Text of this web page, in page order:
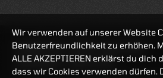
HANDELSZEIT
MO-FR: 7:30-23 UHR
ZERTIFIKATE
8:00-22 UHR
Wir verwenden auf unserer Website
Benutzerfreundlichkeit zu erhöhen.
ALLE AKZEPTIEREN erklärst du
dass wir Cookies verwenden dürfen.